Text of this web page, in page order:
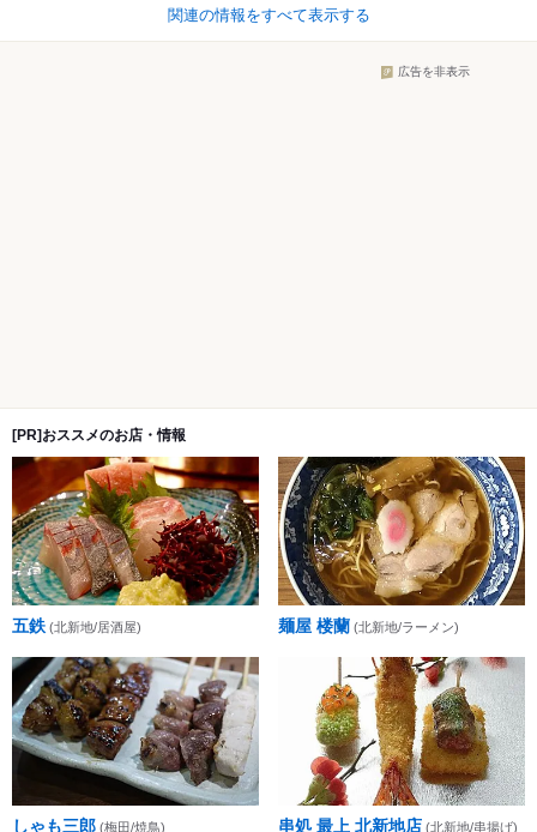
関連の情報をすべて表示する
広告を非表示
[PR]おススメのお店・情報
五鉄 (北新地/居酒屋) 麺屋 楼蘭 (北新地/ラーメン)
しゃも三郎 (梅田/焼鳥) 串処 最上 北新地店 (北新地/串揚げ)